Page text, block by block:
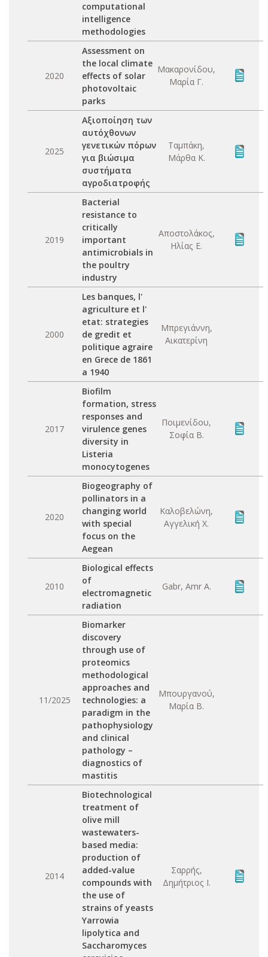
computational
intelligence
methodologies
2020
Assessment on
the local climate
effects of solar
photovoltaic
parks
Μακαρονίδου,
Μαρία Γ.
2025
Aξιοποίηση των
αυτόχθονων
γενετικών πόρων
για βιώσιμα
συστήματα
αγροδιατροφής
Ταμπάκη,
Μάρθα Κ.
2019
Bacterial
resistance to
critically
important
antimicrobials in
the poultry
industry
Αποστολάκος,
Ηλίας Ε.
2000
Les banques, l'
agriculture et l'
etat: strategies
de gredit et
politique agraire
en Grece de 1861
a 1940
Μπρεγιάννη,
Αικατερίνη
2017
Biofilm
formation, stress
responses and
virulence genes
diversity in
Listeria
monocytogenes
Ποιμενίδου,
Σοφία Β.
2020
Biogeography of
pollinators in a
changing world
with special
focus on the
Aegean
Καλοβελώνη,
Αγγελική X.
2010
Biological effects
of
electromagnetic
radiation
Gabr, Amr A.
11/2025
Biomarker
discovery
through use of
proteomics
methodological
approaches and
technologies: a
paradigm in the
pathophysiology
and clinical
pathology –
diagnostics of
mastitis
Μπουργανού,
Μαρία Β.
2014
Biotechnological
treatment of
olive mill
wastewaters-
based media:
production of
added-value
compounds with
the use of
strains of yeasts
Yarrowia
lipolytica and
Saccharomyces
Σαρρής,
Δημήτριος Ι.